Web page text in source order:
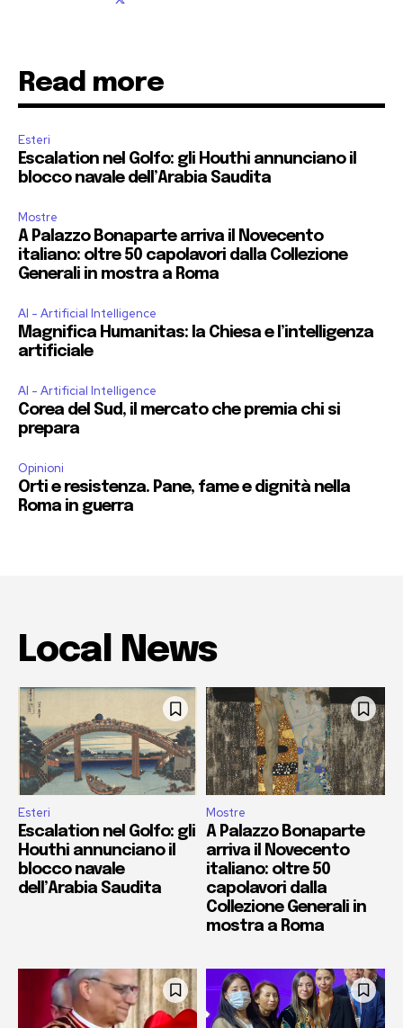
Read more
Esteri
Escalation nel Golfo: gli Houthi annunciano il
blocco navale dell’Arabia Saudita
Mostre
A Palazzo Bonaparte arriva il Novecento
italiano: oltre 50 capolavori dalla Collezione
Generali in mostra a Roma
AI - Artificial Intelligence
Magnifica Humanitas: la Chiesa e l’intelligenza
artificiale
AI - Artificial Intelligence
Corea del Sud, il mercato che premia chi si
prepara
Opinioni
Orti e resistenza. Pane, fame e dignità nella
Roma in guerra
Local News
Esteri
Escalation nel Golfo: gli
Houthi annunciano il
blocco navale
dell’Arabia Saudita
Mostre
A Palazzo Bonaparte
arriva il Novecento
italiano: oltre 50
capolavori dalla
Collezione Generali in
mostra a Roma